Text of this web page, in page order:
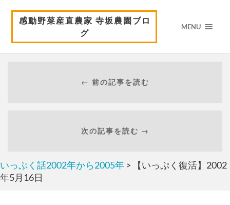
感動野菜産直農家 寺坂農園ブロ
グ
MENU
← 前の記事を読む
次の記事を読む →
いっぷく話2002年から2005年 > 【いっぷく復活】2002
年5月16日